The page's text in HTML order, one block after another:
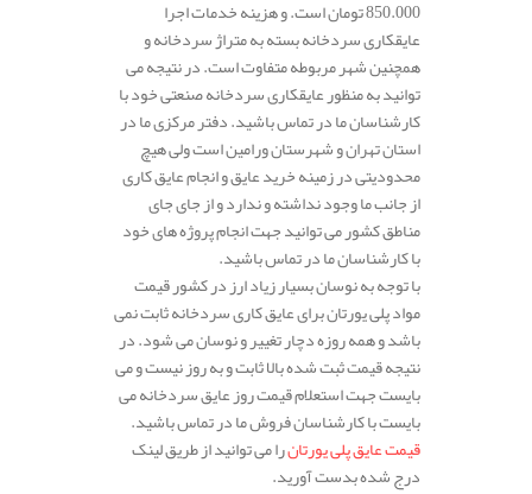
850.000 تومان است. و هزینه خدمات اجرا
عایقکاری سردخانه بسته به متراژ سردخانه و
همچنین شهر مربوطه متفاوت است. در نتیجه می
توانید به منظور عایقکاری سردخانه صنعتی خود با
کارشناسان ما در تماس باشید. دفتر مرکزی ما در
استان تهران و شهرستان ورامین است ولی هیچ
محدودیتی در زمینه خرید عایق و انجام عایق کاری
از جانب ما وجود نداشته و ندارد و از جای جای
مناطق کشور می توانید جهت انجام پروژه های خود
با کارشناسان ما در تماس باشید.
با توجه به نوسان بسیار زیاد ارز در کشور قیمت
مواد پلی یورتان برای عایق کاری سردخانه ثابت نمی
باشد و همه روزه دچار تغییر و نوسان می شود. در
نتیجه قیمت ثبت شده بالا ثابت و به روز نیست و می
بایست جهت استعلام قیمت روز عایق سردخانه می
بایست با کارشناسان فروش ما در تماس باشید.
قیمت عایق پلی یورتانرا می توانید از طریق لینک
درج شده بدست آورید.